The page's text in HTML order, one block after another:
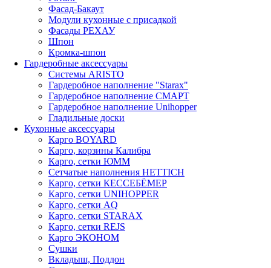
Фасад-Бакаут
Модули кухонные с присадкой
Фасады РЕХАУ
Шпон
Кромка-шпон
Гардеробные аксессуары
Системы ARISTO
Гардеробное наполнение "Starax"
Гардеробное наполнение СМАРТ
Гардеробное наполнение Unihopper
Гладильные доски
Кухонные аксессуары
Карго BOYARD
Карго, корзины Калибра
Карго, сетки ЮММ
Сетчатые наполнения HETTICH
Карго, сетки КЕССЕБЁМЕР
Карго, сетки UNIHOPPER
Карго, сетки AQ
Карго, сетки STARAX
Карго, сетки REJS
Карго ЭКОНОМ
Сушки
Вкладыш, Поддон